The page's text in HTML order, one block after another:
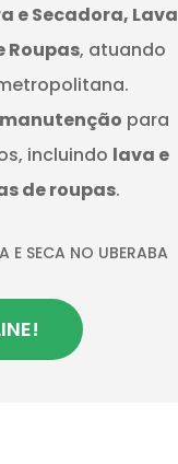
e Secadora, Lava
Roupas, atuando
para
incluindo lava e
de roupas.
E SECA NO UBERABA